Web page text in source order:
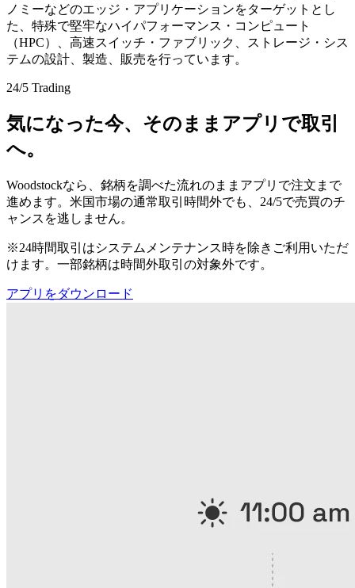
ノミーなどのエッジ・アプリケーションをターゲットとし
た、特殊で堅牢なハイパフォーマンス・コンピュート
（HPC）、高速スイッチ・ファブリック、ストレージ・シス
テムの設計、製造、販売を行っています。
24/5 Trading
気になった今、そのままアプリで取引
へ。
Woodstockなら、銘柄を調べた流れのままアプリで注文まで
進めます。米国市場の通常取引時間外でも、24/5で売買のチ
ャンスを逃しません。
※24時間取引はシステムメンテナンス時を除きご利用いただ
けます。一部銘柄は時間外取引の対象外です。
アプリをダウンロード